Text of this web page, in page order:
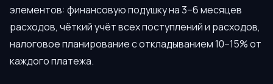
элементов: финансовую подушку на 3–6 месяцев
расходов, чёткий учёт всех поступлений и расходов,
налоговое планирование с откладыванием 10–15% от
каждого платежа.